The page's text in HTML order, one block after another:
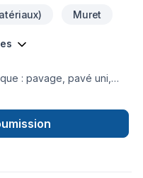
Muret
: pavage, pavé uni,
PLUS DE 60 ANS
NOTRE